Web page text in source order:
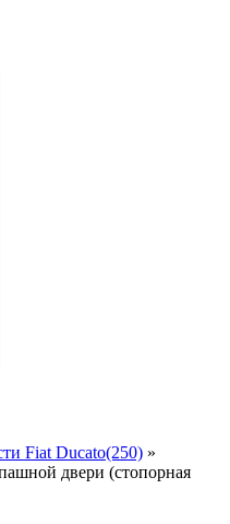
Fiat Ducato(250) »
двери (стопорная